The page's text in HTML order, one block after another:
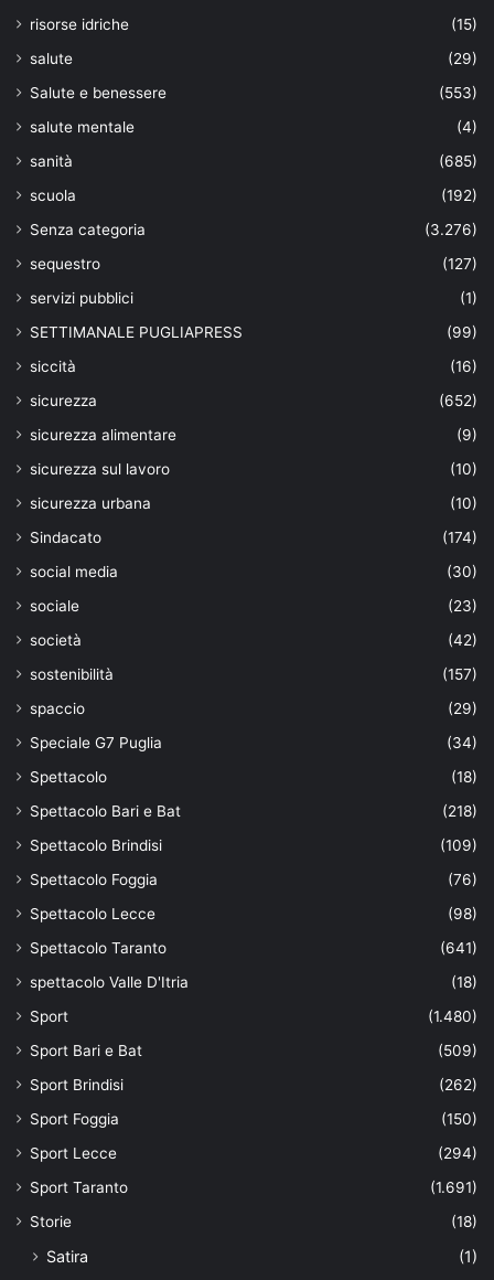
risorse idriche
(15)
salute
(29)
Salute e benessere
(553)
salute mentale
(4)
sanità
(685)
scuola
(192)
Senza categoria
(3.276)
sequestro
(127)
servizi pubblici
(1)
SETTIMANALE PUGLIAPRESS
(99)
siccità
(16)
sicurezza
(652)
sicurezza alimentare
(9)
sicurezza sul lavoro
(10)
sicurezza urbana
(10)
Sindacato
(174)
social media
(30)
sociale
(23)
società
(42)
sostenibilità
(157)
spaccio
(29)
Speciale G7 Puglia
(34)
Spettacolo
(18)
Spettacolo Bari e Bat
(218)
Spettacolo Brindisi
(109)
Spettacolo Foggia
(76)
Spettacolo Lecce
(98)
Spettacolo Taranto
(641)
spettacolo Valle D'Itria
(18)
Sport
(1.480)
Sport Bari e Bat
(509)
Sport Brindisi
(262)
Sport Foggia
(150)
Sport Lecce
(294)
Sport Taranto
(1.691)
Storie
(18)
Satira (1)